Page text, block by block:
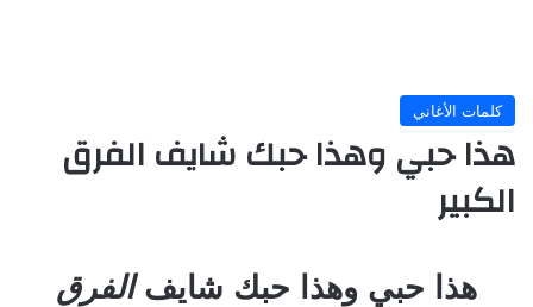
كلمات الأغاني
هذا حبي وهذا حبك شايف الفرق
الكبير
هذا حبي وهذا حبك شايفالفرق